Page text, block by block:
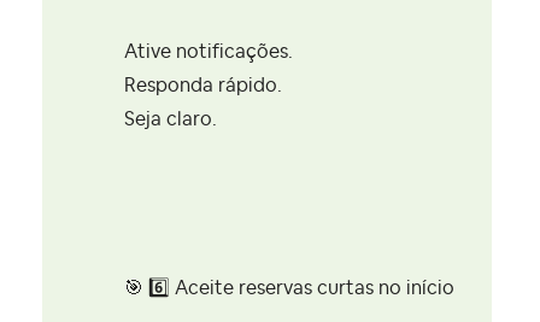
Ative notificações.
Responda rápido.
Seja claro.
🎯 6️⃣ Aceite reservas curtas no início